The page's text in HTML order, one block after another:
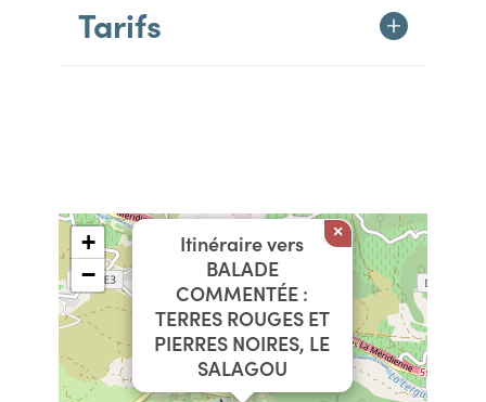
Tarifs
Itinéraire vers
BALADE
COMMENTÉE :
TERRES ROUGES ET
PIERRES NOIRES, LE
SALAGOU
×
+
−